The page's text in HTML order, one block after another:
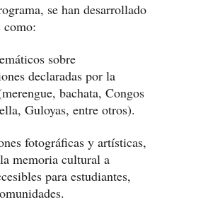
se han desarrollado
como:
sobre
declaradas por la
bachata, Congos
Guloyas, entre otros).
fotográficas y artísticas,
memoria cultural a
para estudiantes,